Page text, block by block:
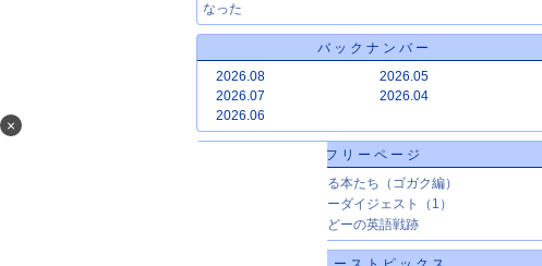
×
なった
バックナンバー
2026.08
2026.07
2026.06
2026.05
2026.04
フリーページ
【エイゴ】気になる本たち（ゴガク編）
【エイガ】かんそーダイジェスト（1）
【エイゴ】じょんどーの英語戦跡